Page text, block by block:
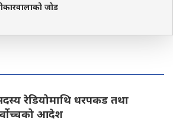
जोड
रेडियोमाथि धरपकड तथा
आदेश